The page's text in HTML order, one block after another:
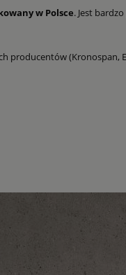
w Polsce. Jest
producentów (Kronospan,